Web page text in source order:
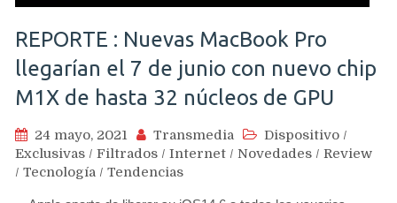
REPORTE : Nuevas MacBook Pro
llegarían el 7 de junio con nuevo chip
M1X de hasta 32 núcleos de GPU
24 mayo, 2021 Transmedia Dispositivo /
Exclusivas / Filtrados / Internet / Novedades / Review
/ Tecnología / Tendencias